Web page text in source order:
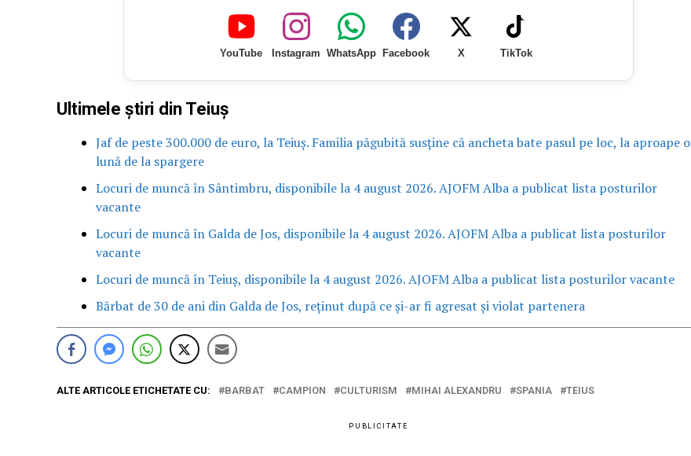
YouTube Instagram WhatsApp Facebook X TikTok
Ultimele știri din Teiuș
Jaf de peste 300.000 de euro, la Teiuș. Familia păgubită susține că ancheta bate pasul pe loc, la aproape o
lună de la spargere
Locuri de muncă în Sântimbru, disponibile la 4 august 2026. AJOFM Alba a publicat lista posturilor
vacante
Locuri de muncă în Galda de Jos, disponibile la 4 august 2026. AJOFM Alba a publicat lista posturilor
vacante
Locuri de muncă în Teiuș, disponibile la 4 august 2026. AJOFM Alba a publicat lista posturilor vacante
Bărbat de 30 de ani din Galda de Jos, reținut după ce și-ar fi agresat și violat partenera
ALTE ARTICOLE ETICHETATE CU: BARBAT CAMPION CULTURISM MIHAI ALEXANDRU SPANIA TEIUS
PUBLICITATE